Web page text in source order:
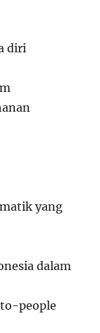
diri
yang
dalam
people